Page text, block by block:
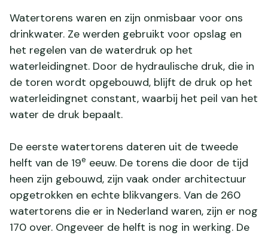
Watertorens waren en zijn onmisbaar voor ons
drinkwater. Ze werden gebruikt voor opslag en
het regelen van de waterdruk op het
waterleidingnet. Door de hydraulische druk, die in
de toren wordt opgebouwd, blijft de druk op het
waterleidingnet constant, waarbij het peil van het
water de druk bepaalt.
De eerste watertorens dateren uit de tweede
helft van de 19e eeuw. De torens die door de tijd
heen zijn gebouwd, zijn vaak onder architectuur
opgetrokken en echte blikvangers. Van de 260
watertorens die er in Nederland waren, zijn er nog
170 over. Ongeveer de helft is nog in werking. De